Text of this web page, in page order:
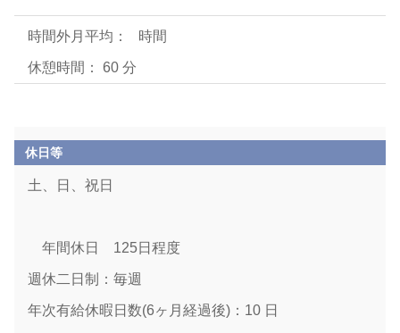
時間外月平均： 時間
休憩時間： 60 分
休日等
土、日、祝日
年間休日 125日程度
週休二日制：毎週
年次有給休暇日数(6ヶ月経過後)：10 日